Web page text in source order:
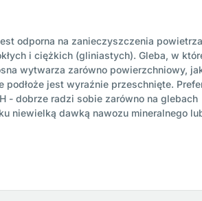
odporna na zanieczyszczenia
i ciężkich (gliniastych). Gleba, w
wytwarza zarówno powierzchniowy,
jest wyraźnie przeschnięte.
- dobrze radzi sobie zarówno na glebach
niewielką dawką nawozu mineralnego